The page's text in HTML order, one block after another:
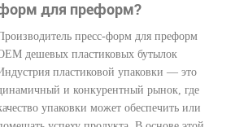
для преформ?
пресс-форм для преформ
дешевых пластиковых бутылок
пластиковой упаковки — это
и конкурентный рынок, где
упаковки может обеспечить или